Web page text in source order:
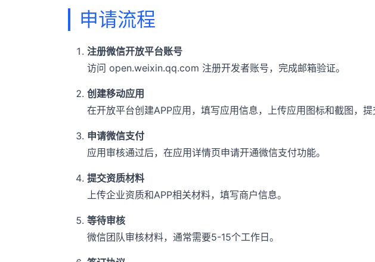
申请流程
注册微信开放平台账号
访问 open.weixin.qq.com 注册开发者账号，完成邮箱验证。
创建移动应用
在开放平台创建APP应用，填写应用信息，上传应用图标和截图，提
申请微信支付
应用审核通过后，在应用详情页申请开通微信支付功能。
提交资质材料
上传企业资质和APP相关材料，填写商户信息。
等待审核
微信团队审核材料，通常需要5-15个工作日。